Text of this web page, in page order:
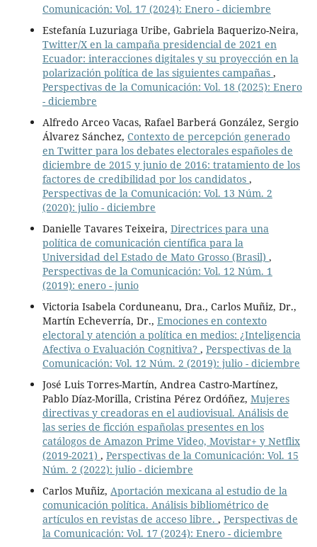
Comunicación: Vol. 17 (2024): Enero - diciembre
Estefanía Luzuriaga Uribe, Gabriela Baquerizo-Neira,
Twitter/X en la campaña presidencial de 2021 en
Ecuador: interacciones digitales y su proyección en la
polarización política de las siguientes campañas ,
Perspectivas de la Comunicación: Vol. 18 (2025): Enero
- diciembre
Alfredo Arceo Vacas, Rafael Barberá González, Sergio
Álvarez Sánchez, Contexto de percepción generado
en Twitter para los debates electorales españoles de
diciembre de 2015 y junio de 2016: tratamiento de los
factores de credibilidad por los candidatos ,
Perspectivas de la Comunicación: Vol. 13 Núm. 2
(2020): julio - diciembre
Danielle Tavares Teixeira, Directrices para una
política de comunicación científica para la
Universidad del Estado de Mato Grosso (Brasil) ,
Perspectivas de la Comunicación: Vol. 12 Núm. 1
(2019): enero - junio
Victoria Isabela Corduneanu, Dra., Carlos Muñiz, Dr.,
Martín Echeverría, Dr., Emociones en contexto
electoral y atención a política en medios: ¿Inteligencia
Afectiva o Evaluación Cognitiva? , Perspectivas de la
Comunicación: Vol. 12 Núm. 2 (2019): julio - diciembre
José Luis Torres-Martín, Andrea Castro-Martínez,
Pablo Díaz-Morilla, Cristina Pérez Ordóñez, Mujeres
directivas y creadoras en el audiovisual. Análisis de
las series de ficción españolas presentes en los
catálogos de Amazon Prime Video, Movistar+ y Netflix
(2019-2021) , Perspectivas de la Comunicación: Vol. 15
Núm. 2 (2022): julio - diciembre
Carlos Muñiz, Aportación mexicana al estudio de la
comunicación política. Análisis bibliométrico de
artículos en revistas de acceso libre. , Perspectivas de
la Comunicación: Vol. 17 (2024): Enero - diciembre